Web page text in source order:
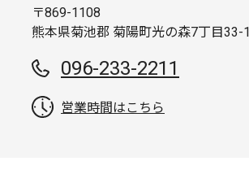
〒869-1108
熊本県菊池郡 菊陽町光の森7丁目33-1
096-233-2211
営業時間はこちら